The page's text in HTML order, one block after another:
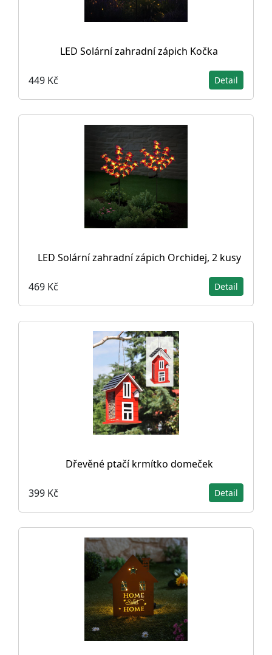
LED Solární zahradní zápich Kočka
449 Kč Detail
LED Solární zahradní zápich Orchidej, 2 kusy
469 Kč Detail
Dřevěné ptačí krmítko domeček
399 Kč Detail